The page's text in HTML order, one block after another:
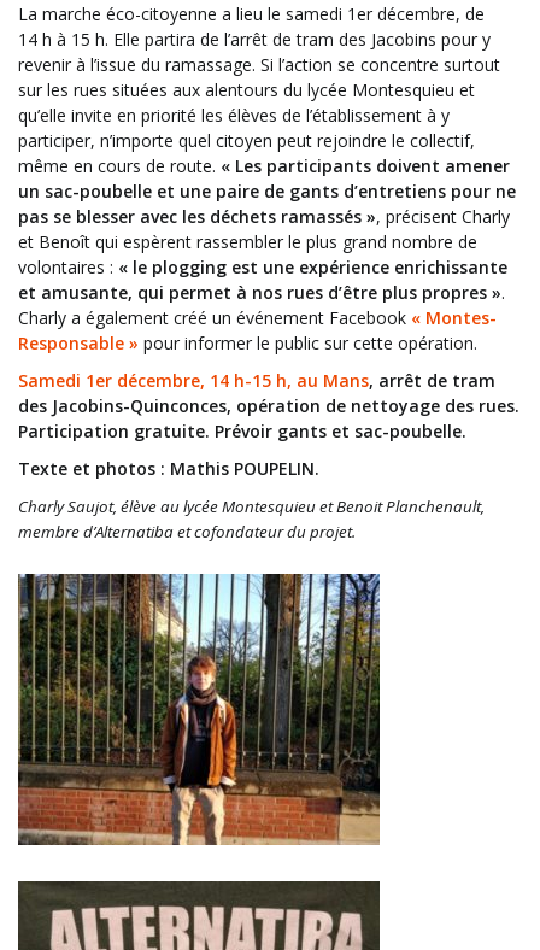
La marche éco-citoyenne a lieu le samedi 1er décembre, de
14 h à 15 h. Elle partira de l’arrêt de tram des Jacobins pour y
revenir à l’issue du ramassage. Si l’action se concentre surtout
sur les rues situées aux alentours du lycée Montesquieu et
qu’elle invite en priorité les élèves de l’établissement à y
participer, n’importe quel citoyen peut rejoindre le collectif,
même en cours de route. « Les participants doivent amener
un sac-poubelle et une paire de gants d’entretiens pour ne
pas se blesser avec les déchets ramassés », précisent Charly
et Benoît qui espèrent rassembler le plus grand nombre de
volontaires : « le plogging est une expérience enrichissante
et amusante, qui permet à nos rues d’être plus propres ».
Charly a également créé un événement Facebook « Montes-
Responsable » pour informer le public sur cette opération.
Samedi 1er décembre, 14 h-15 h, au Mans, arrêt de tram
des Jacobins-Quinconces, opération de nettoyage des rues.
Participation gratuite. Prévoir gants et sac-poubelle.
Texte et photos : Mathis POUPELIN.
Charly Saujot, élève au lycée Montesquieu et Benoit Planchenault,
membre d’Alternatiba et cofondateur du projet.